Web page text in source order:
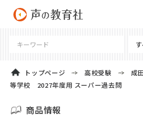
トップページ 高校受験 成
等学校 2027年度用 スーパー過去問
商品情報